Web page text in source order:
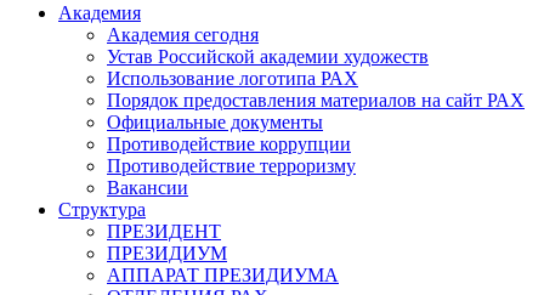
Академия
Академия сегодня
Устав Российской академии художеств
Использование логотипа РАХ
Порядок предоставления материалов на сайт РАХ
Официальные документы
Противодействие коррупции
Противодействие терроризму
Вакансии
Структура
ПРЕЗИДЕНТ
ПРЕЗИДИУМ
АППАРАТ ПРЕЗИДИУМА